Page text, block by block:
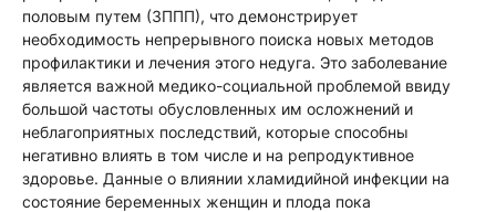
половым путем (ЗППП), что демонстрирует
необходимость непрерывного поиска новых методов
профилактики и лечения этого недуга. Это заболевание
является важной медико-социальной проблемой ввиду
большой частоты обусловленных им осложнений и
неблагоприятных последствий, которые способны
негативно влиять в том числе и на репродуктивное
здоровье. Данные о влиянии хламидийной инфекции на
состояние беременных женщин и плода пока